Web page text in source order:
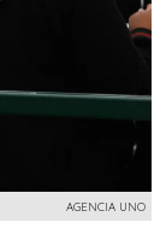
AGENCIA UNO